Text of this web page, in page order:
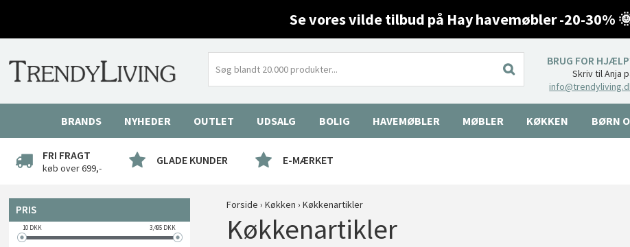
Se vores vilde tilbud på Hay havemøbler -20-30%
BRUG FOR
Skriv til Anja
BRANDS NYHEDER OUTLET UDSALG BOLIG HAVEMØBLER MØBLER KØKKEN BØRN
FRI FRAGT
køb over 699,-
GLADE KUNDER E-MÆRKET
PRIS
10 DKK 3,495 DKK
Forside › Køkken › Køkkenartikler
Køkkenartikler